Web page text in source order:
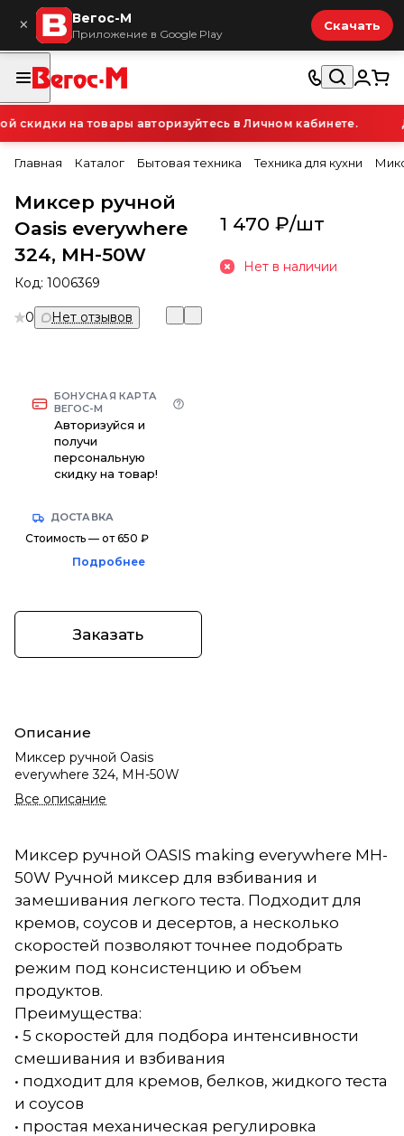
× Вегос-М
Приложение в Google Play
Скачать
на товары авторизуйтесь в Личном кабинете.
Главная Каталог Бытовая техника Техника для кухни
Миксер ручной
Oasis everywhere
324, MH-50W
Код: 1006369
0 Нет отзывов
БОНУСНАЯ КАРТА
ВЕГОС-М
Авторизуйся и
получи
персональную
скидку на товар!
ДОСТАВКА
Стоимость — от 650 ₽
Подробнее
Заказать
Описание
Миксер ручной Oasis
everywhere 324, MH-50W
Все описание
1 470 ₽/шт
Нет в наличии
Миксер ручной OASIS making everywhere MH-
50W Ручной миксер для взбивания и
замешивания легкого теста. Подходит для
кремов, соусов и десертов, а несколько
скоростей позволяют точнее подобрать
режим под консистенцию и объем
продуктов.
Преимущества:
• 5 скоростей для подбора интенсивности
смешивания и взбивания
• подходит для кремов, белков, жидкого теста
и соусов
• простая механическая регулировка